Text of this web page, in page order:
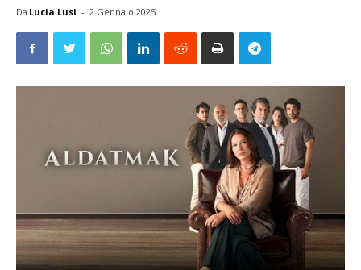
Da Lucia Lusi - 2 Gennaio 2025